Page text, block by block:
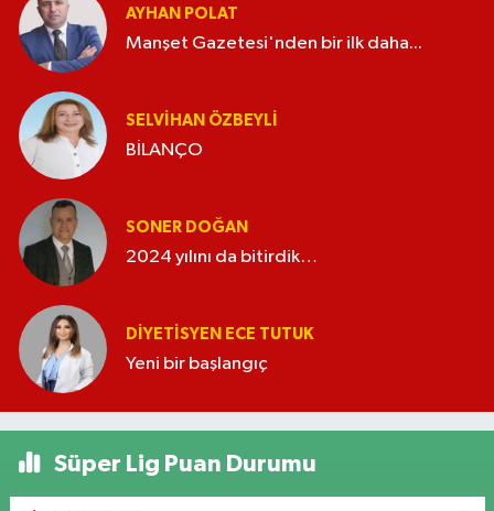
AYHAN POLAT
Manşet Gazetesi'nden bir ilk daha...
SELVIHAN ÖZBEYLI
BİLANÇO
SONER DOĞAN
2024 yılını da bitirdik…
DIYETISYEN ECE TUTUK
Yeni bir başlangıç
Süper Lig Puan Durumu